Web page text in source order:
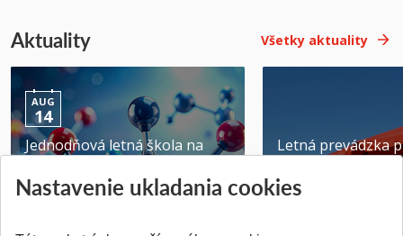
Aktuality Všetky aktuality
AUG
14
Jednodňová letná škola na
Pridané 28.07.2026
Letná prevádzka
Pridané 23.06.2026
Nastavenie ukladania cookies